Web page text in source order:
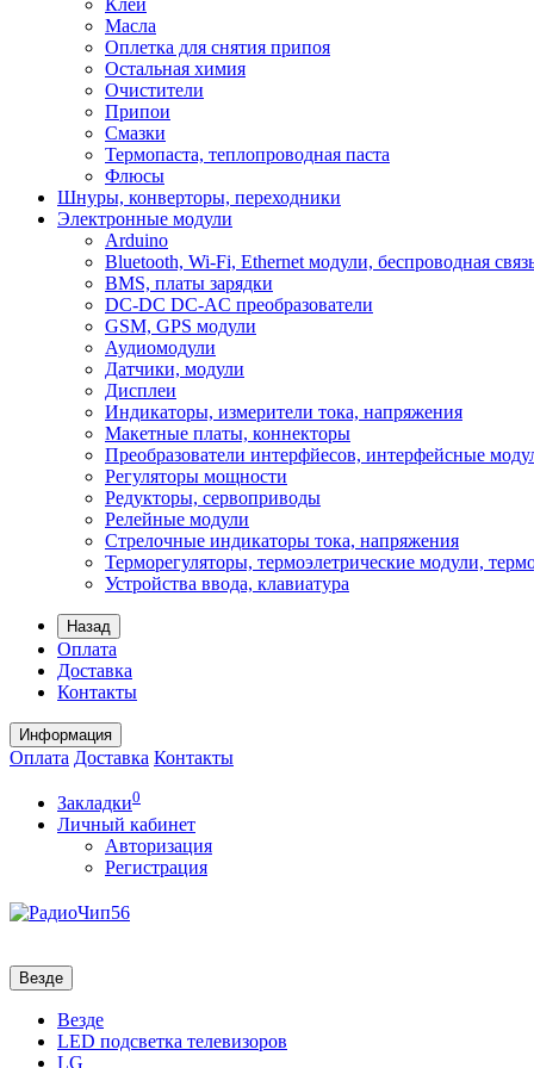
Клеи
Масла
Оплетка для снятия припоя
Остальная химия
Очистители
Припои
Смазки
Термопаста, теплопроводная паста
Флюсы
Шнуры, конверторы, переходники
Электронные модули
Arduino
Bluetooth, Wi-Fi, Ethernet модули, беспроводная
BMS, платы зарядки
DC-DC DC-AC преобразователи
GSM, GPS модули
Аудиомодули
Датчики, модули
Дисплеи
Индикаторы, измерители тока, напряжения
Макетные платы, коннекторы
Преобразователи интерфйесов, интерфейсные
Регуляторы мощности
Редукторы, сервоприводы
Релейные модули
Стрелочные индикаторы тока, напряжения
Терморегуляторы, термоэлетрические модули,
Устройства ввода, клавиатура
Назад
Оплата
Доставка
Контакты
Информация
Оплата Доставка Контакты
Закладки0
Личный кабинет
Авторизация
Регистрация
Везде
Везде
LED подсветка телевизоров
LG